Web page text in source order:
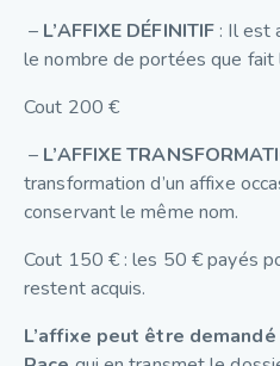
– L’AFFIXE DÉFINITIF : Il est
le nombre de portées que fait
Cout 200 €
– L’AFFIXE
transformation d’un affixe
conservant le même nom.
Cout 150 € : les 50 € payés
restent acquis.
L’affixe peut être